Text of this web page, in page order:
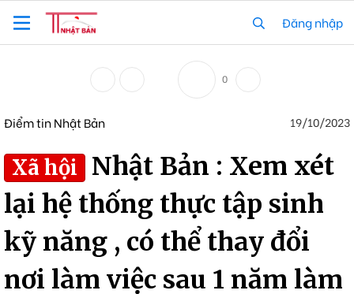
Đăng nhập
0
Điểm tin Nhật Bản 19/10/2023
Xã hội
Nhật Bản : Xem xét
lại hệ thống thực tập sinh
kỹ năng , có thể thay đổi
nơi làm việc sau 1 năm làm